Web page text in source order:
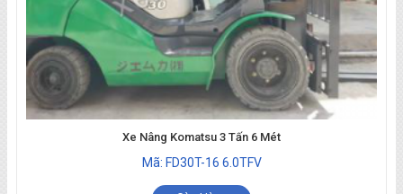
Xe Nâng Komatsu 3 Tấn 6 Mét
Mã: FD30T-16 6.0TFV